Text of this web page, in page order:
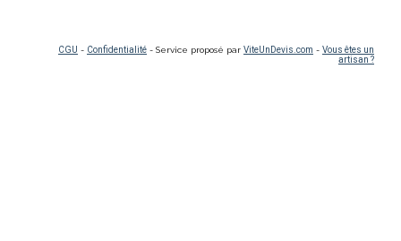
CGU - Confidentialité - Service proposé par ViteUnDevis.com - Vous êtes un
artisan ?